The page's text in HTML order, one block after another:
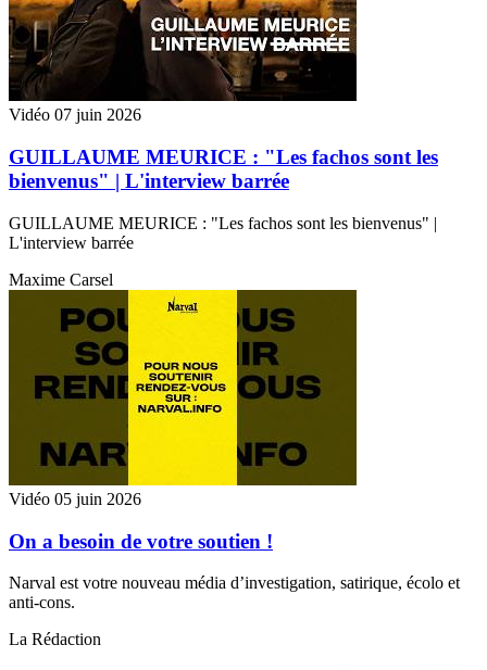
Vidéo 07 juin 2026
GUILLAUME MEURICE : "Les fachos sont les
bienvenus" | L'interview barrée
GUILLAUME MEURICE : "Les fachos sont les bienvenus" |
L'interview barrée
Maxime Carsel
Vidéo 05 juin 2026
On a besoin de votre soutien !
Narval est votre nouveau média d’investigation, satirique, écolo et
anti-cons.
La Rédaction